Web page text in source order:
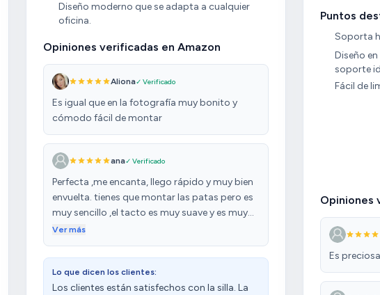
Diseño moderno que se adapta a cualquier
oficina.
Opiniones verificadas en Amazon
Aliona✓ Verificado
Es igual que en la fotografía muy bonito y
cómodo fácil de montar
ana✓ Verificado
Perfecta ,me encanta, llego rápido y muy bien
envuelta. tienes que montar las patas pero es
muy sencillo ,el tacto es muy suave y es muy
confortable justo lo que buscaba
Ver más
Lo que dicen los clientes:
Los clientes están satisfechos con la silla. La
Puntos
Soporta
Diseño
soporte
Fácil de
Opiniones
Es